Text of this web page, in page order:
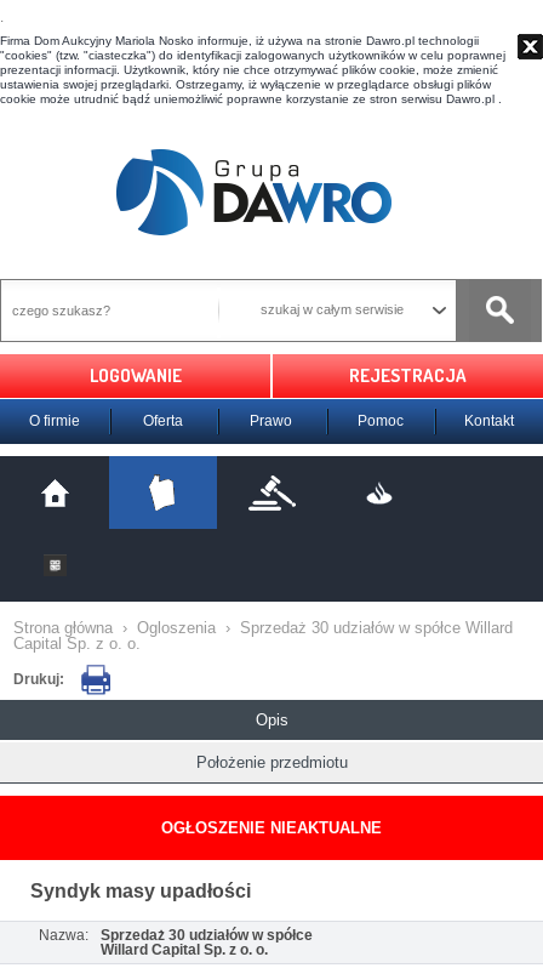
t
Firma Dom Aukcyjny Mariola Nosko informuje, iż używa na stronie Dawro.pl technologii
"cookies" (tzw. "ciasteczka") do identyfikacji zalogowanych użytkowników w celu poprawnej
prezentacji informacji. Użytkownik, który nie chce otrzymywać plików cookie, może zmienić
ustawienia swojej przeglądarki. Ostrzegamy, iż wyłączenie w przeglądarce obsługi plików
cookie może utrudnić bądź uniemożliwić poprawne korzystanie ze stron serwisu Dawro.pl .
szukaj w całym serwisie
LOGOWANIE REJESTRACJA
O firmie Oferta Prawo Pomoc Kontakt
Strona główna › Ogloszenia › Sprzedaż 30 udziałów w spółce Willard
Capital Sp. z o. o.
Drukuj:
Opis
Położenie przedmiotu
OGŁOSZENIE NIEAKTUALNE
Syndyk masy upadłości
Nazwa:
Sprzedaż 30 udziałów w spółce
Willard Capital Sp. z o. o.